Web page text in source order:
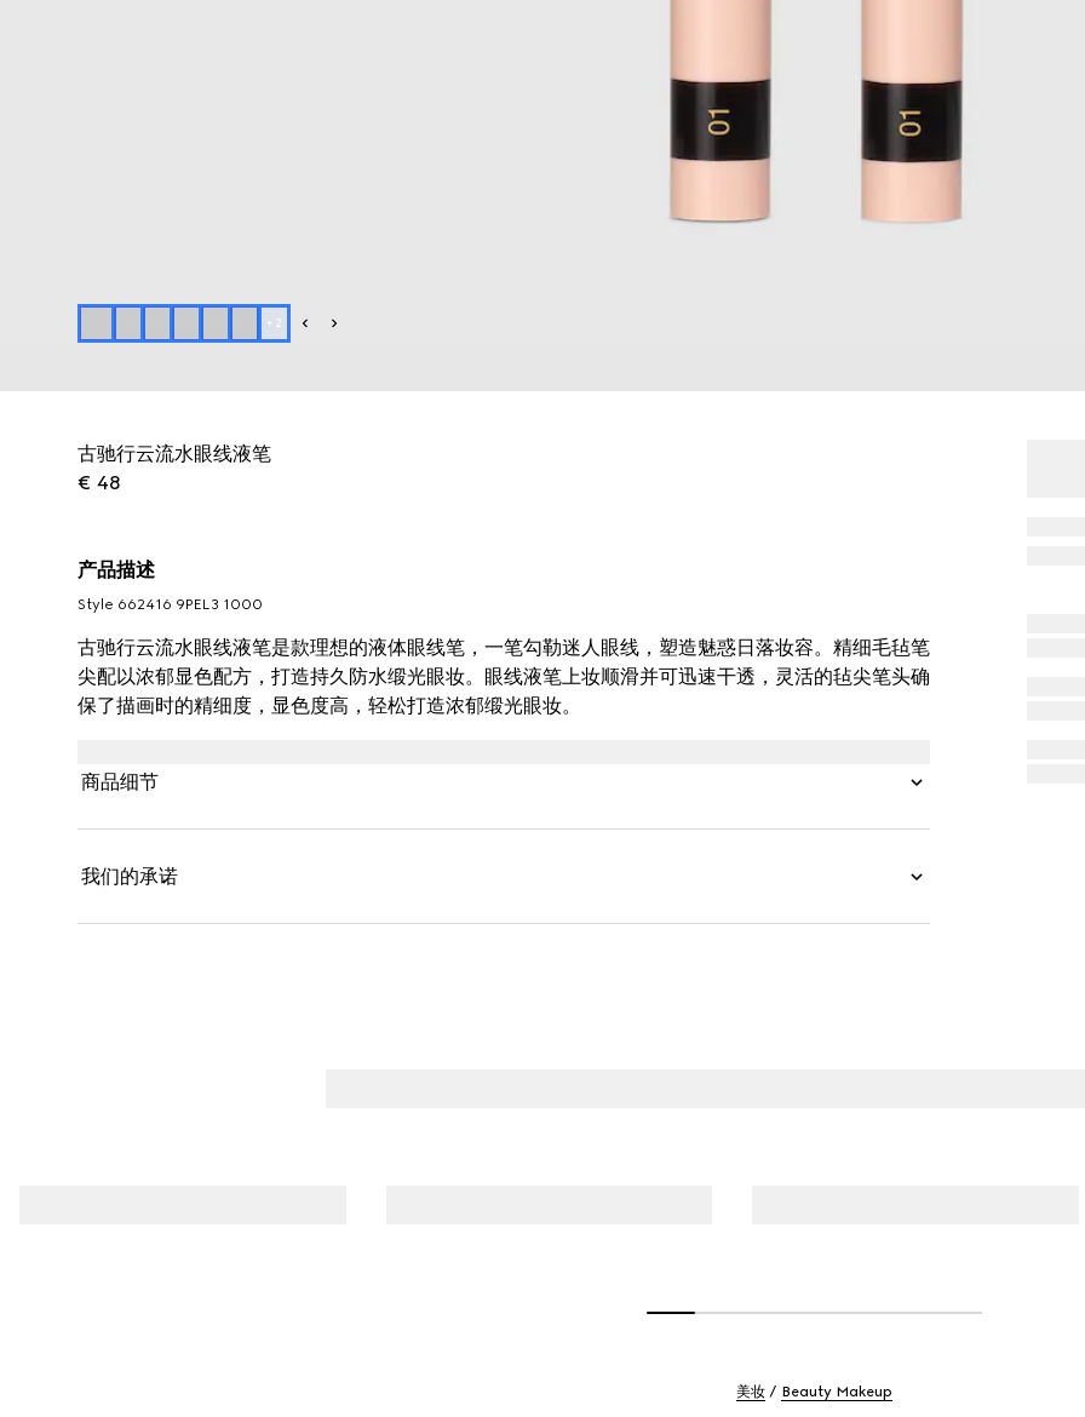
+ 2
古驰行云流水眼线液笔
€ 48
产品描述
Style ‎662416 9PEL3 1000
古驰行云流水眼线液笔是款理想的液体眼线笔，一笔勾勒迷人眼线，塑造魅惑日落妆容。精细毛毡笔
尖配以浓郁显色配方，打造持久防水缎光眼妆。眼线液笔上妆顺滑并可迅速干透，灵活的毡尖笔头确
保了描画时的精细度，显色度高，轻松打造浓郁缎光眼妆。
商品细节
我们的承诺
美妆 Beauty Makeup